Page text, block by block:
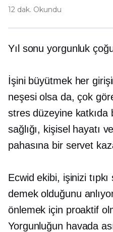
12 dak. Okundu
Yıl sonu yorgunluk
İşini büyütmek her
neşesi olsa da, çok
stres düzeyine katkıda
sağlığı, kişisel hayatı
pahasına bir servet
Ecwid ekibi, işinizi
demek olduğunu
önlemek için proaktif
Yorgunluğun havada